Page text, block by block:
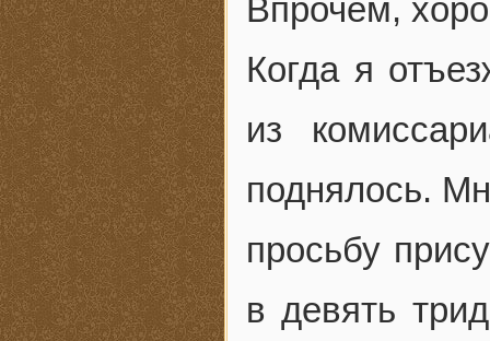
Впрочем,
Когда я
из
поднялось.
просьбу
в девять